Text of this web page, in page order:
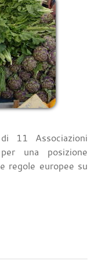
11 Associazioni
una posizione
regole europee su